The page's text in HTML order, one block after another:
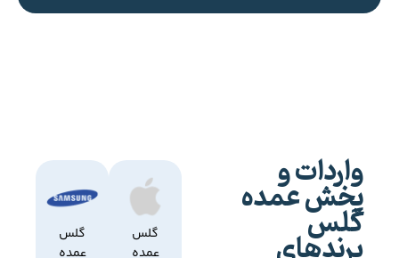
واردات و
پخش عمده
گلس
گلس
عمده
گلس
عمده